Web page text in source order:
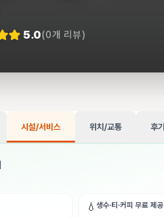
5.0(0개 리뷰)
시설/서비스 위치/교통 후기
💧 생수·티·커피 무료 제공